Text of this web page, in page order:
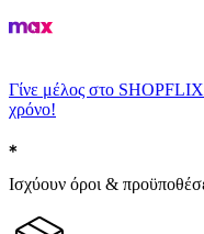
Γίνε μέλος στο SHOPFLIX
χρόνο!
Ισχύουν όροι &